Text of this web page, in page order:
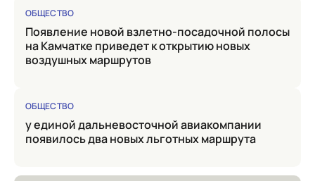
ОБЩЕСТВО
Появление новой взлетно-посадочной полосы
на Камчатке приведет к открытию новых
воздушных маршрутов
ОБЩЕСТВО
у единой дальневосточной авиакомпании
появилось два новых льготных маршрута